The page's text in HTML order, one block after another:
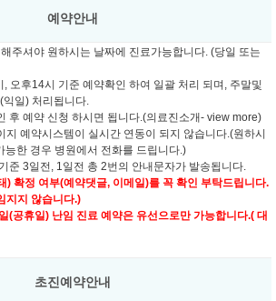
예약안내
주셔야 원하시는 날짜에 진료가능합니다. (당일 또는
오후14시 기준 예약확인 하여 일괄 처리 되며, 주말및
일) 처리됩니다.
후 예약 신청 하시면 됩니다.(의료진소개- view more)
지 예약시스템이 실시간 연동이 되지 않습니다.(원하시
능한 경우 병원에서 전화를 드립니다.)
준 3일전, 1일전 총 2번의 안내문자가 발송됩니다.
) 확정 여부(예약댓글, 이메일)를 꼭 확인 부탁드립니다.
지지 않습니다.)
(공휴일) 난임 진료 예약은 유선으로만 가능합니다.( 대
초진예약안내